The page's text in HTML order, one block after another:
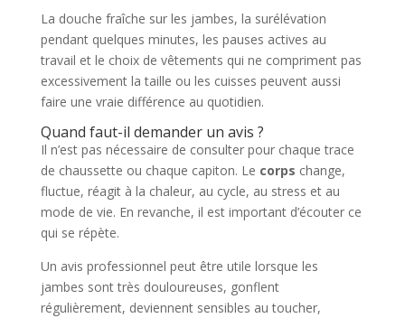
La douche fraîche sur les jambes, la surélévation
pendant quelques minutes, les pauses actives au
travail et le choix de vêtements qui ne compriment pas
excessivement la taille ou les cuisses peuvent aussi
faire une vraie différence au quotidien.
Quand faut-il demander un avis ?
Il n’est pas nécessaire de consulter pour chaque trace
de chaussette ou chaque capiton. Le corps change,
fluctue, réagit à la chaleur, au cycle, au stress et au
mode de vie. En revanche, il est important d’écouter ce
qui se répète.
Un avis professionnel peut être utile lorsque les
jambes sont très douloureuses, gonflent
régulièrement, deviennent sensibles au toucher,